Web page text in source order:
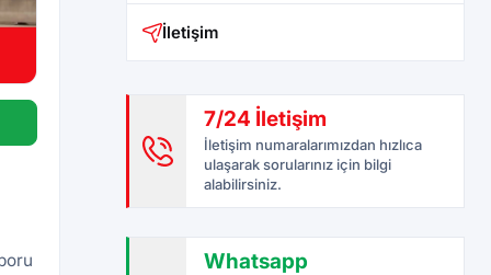
İletişim
7/24 İletişim
İletişim numaralarımızdan hızlıca
ulaşarak sorularınız için bilgi
alabilirsiniz.
Whatsapp